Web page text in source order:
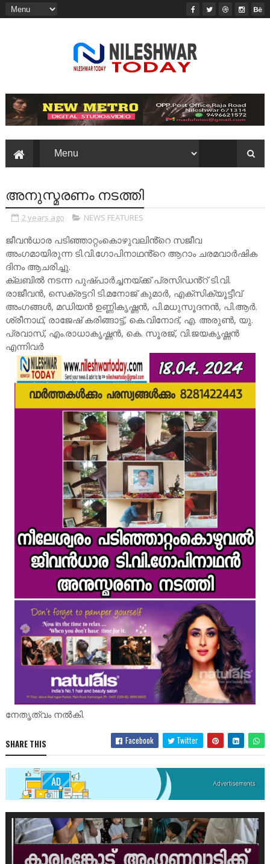
അനുസ്മരണം നടത്തി
2 years ago NEWS FEATURES
ജീവൻധാര പടിഞ്ഞാറ്റംകൊഴുവലിൻ്റെ സജീവ
അംഗമായിരുന്ന ടി.വി.ഗോപിനാഥൻ്റെ ആറാം ചരമവാർഷിക
ദിനം ആചരിച്ചു.
ക്ലബിൽ നടന്ന പുഷ്പാർച്ചനയ്ക്ക് പ്രസിഡൻ്റ് ടി.വി.
രാജീവൻ, സെക്രട്ടറി ടി.മനോജ് കുമാർ, എക്സിക്യൂട്ടീവ്
അംഗങ്ങൾ, മഡിയൻ ഉണ്ണികൃഷ്ണൻ, പി.മധുസൂദനൻ, പി.ആർ.
ശ്രീനാഥ്, രാജേഷ് കരിങ്ങാട്ട്, കെ.വിനോദ്, എ. അരുൺ, യു.
പ്രവാസ്, എം.രാധാകൃഷ്ണൻ, കെ. സൂരജ്, വി.ജയകൃഷ്ണൻ
എന്നിവർ
നേതൃത്വം നൽകി.
SHARE THIS Facebook Twitter